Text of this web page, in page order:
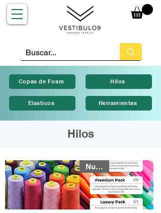
Copas de Foam
Elasticos
Hilos
Herramientas
Hilos
Nuevo!